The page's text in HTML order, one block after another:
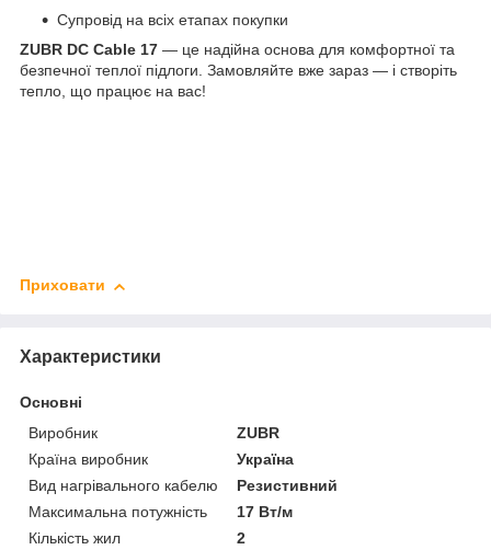
Супровід на всіх етапах покупки
ZUBR DC Cable 17 — це надійна основа для комфортної та
безпечної теплої підлоги. Замовляйте вже зараз — і створіть
тепло, що працює на вас!
Приховати
Характеристики
Основні
Виробник
ZUBR
Країна виробник
Україна
Вид нагрівального кабелю
Резистивний
Максимальна потужність
17 Вт/м
Кількість жил
2